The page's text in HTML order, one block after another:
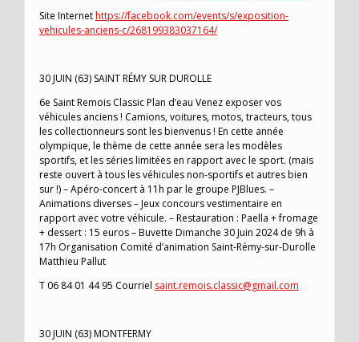
Site Internethttps://facebook.com/events/s/exposition-
vehicules-anciens-c/268199383037164/
30 JUIN (63) SAINT RÉMY SUR DUROLLE
6e Saint Remois Classic Plan d’eau Venez exposer vos
véhicules anciens ! Camions, voitures, motos, tracteurs, tous
les collectionneurs sont les bienvenus ! En cette année
olympique, le thème de cette année sera les modèles
sportifs, et les séries limitées en rapport avec le sport. (mais
reste ouvert à tous les véhicules non-sportifs et autres bien
sur !) – Apéro-concert à 11h par le groupe PJBlues. –
Animations diverses – Jeux concours vestimentaire en
rapport avec votre véhicule. – Restauration : Paella + fromage
+ dessert : 15 euros – Buvette Dimanche 30 Juin 2024 de 9h à
17h Organisation Comité d’animation Saint-Rémy-sur-Durolle
Matthieu Pallut
T 06 84 01 44 95 Courriel saint.remois.classic@gmail.com
30 JUIN (63) MONTFERMY